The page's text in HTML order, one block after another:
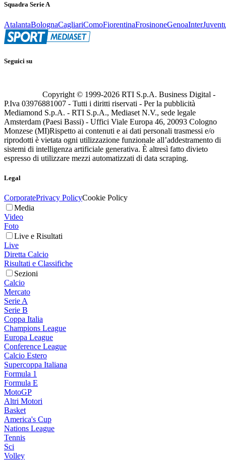
Squadra Serie A
AtalantaBolognaCagliariComoFiorentinaFrosinoneGenoaInter
Seguici su
Copyright © 1999-2026 RTI S.p.A. Business Digital -
P.Iva 03976881007 - Tutti i diritti riservati - Per la pubblicità
Mediamond S.p.A. - RTI S.p.A., Mediaset N.V., sede legale
Amsterdam (Paesi Bassi) - Uffici Viale Europa 46, 20093 Cologno
Monzese (MI)Rispetto ai contenuti e ai dati personali trasmessi e/o
riprodotti è vietata ogni utilizzazione funzionale all’addestramento di
sistemi di intelligenza artificiale generativa. È altresì fatto divieto
espresso di utilizzare mezzi automatizzati di data scraping.
Legal
CorporatePrivacy PolicyCookie Policy
Media
Video
Foto
Live e Risultati
Live
Diretta Calcio
Risultati e Classifiche
Sezioni
Calcio
Mercato
Serie A
Serie B
Coppa Italia
Champions League
Europa League
Conference League
Calcio Estero
Supercoppa Italiana
Formula 1
Formula E
MotoGP
Altri Motori
Basket
America's Cup
Nations League
Tennis
Sci
Volley